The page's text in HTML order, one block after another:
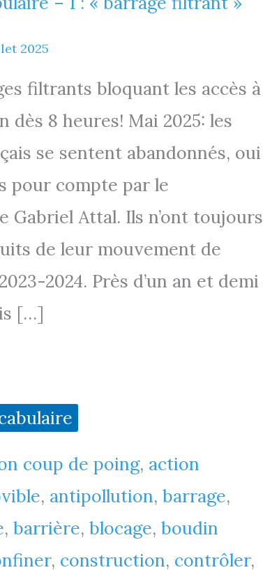
2025
filtrants bloquant les accès à
dès 8 heures! Mai 2025: les
se sentent abandonnés, oui
pour compte par le
Gabriel Attal. Ils n’ont toujours
de leur mouvement de
2024. Près d’un an et demi
[…]
coup de poing, action
, antipollution, barrage,
, barrière, blocage, boudin
, construction, contrôler,